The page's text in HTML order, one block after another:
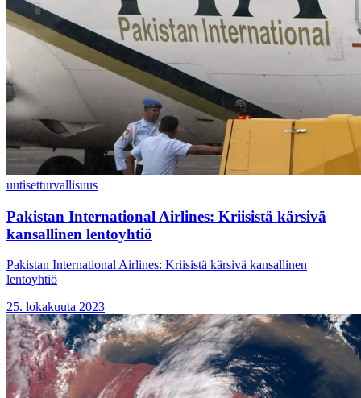
uutisetturvallisuus
Pakistan International Airlines: Kriisistä kärsivä
kansallinen lentoyhtiö
Pakistan International Airlines: Kriisistä kärsivä kansallinen
lentoyhtiö
25. lokakuuta 2023